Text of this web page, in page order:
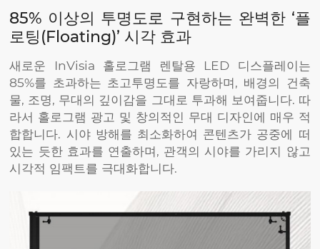
85% 이상의 투명도로 구현하는 완벽한 ‘플
로팅(Floating)’ 시각 효과
새로운 InVisia 홀로그램 렌탈용 LED 디스플레이는
85%를 초과하는 초고투명도를 자랑하며, 배경의 건축
물, 조명, 무대의 깊이감을 그대로 투과해 보여줍니다. 따
라서 홀로그램 광고 및 창의적인 무대 디자인에 매우 적
합합니다. 시야 방해를 최소화하여 콘텐츠가 공중에 떠
있는 듯한 효과를 연출하며, 관객의 시야를 가리지 않고
시각적 임팩트를 극대화합니다.